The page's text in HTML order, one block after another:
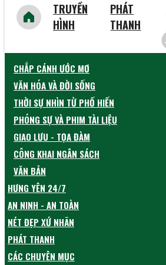
TRUYỀN
HÌNH
PHÁT
THANH
CHẮP CÁNH ƯỚC MƠ
VĂN HÓA VÀ ĐỜI SỐNG
THỜI SỰ NHÌN TỪ PHỐ HIẾN
PHÓNG SỰ VÀ PHIM TÀI LIỆU
GIAO LƯU - TỌA ĐÀM
CÔNG KHAI NGÂN SÁCH
VĂN BẢN
HƯNG YÊN 24/7
AN NINH - AN TOÀN
NÉT ĐẸP XỨ NHÃN
PHÁT THANH
CÁC CHUYÊN MỤC